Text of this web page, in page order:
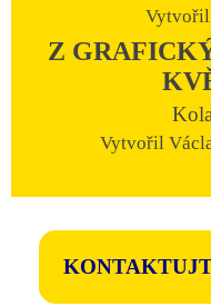
Vytvořil
Z
Vytvořil